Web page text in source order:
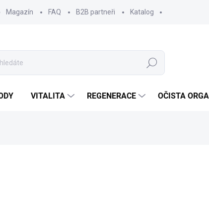
Magazín FAQ B2B partneři Katalog
Hledat
VITALITA REGENERACE OČISTA